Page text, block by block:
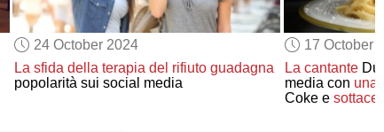
ABOUT US
ALEXA
ADJUST COLORS
24 October 2024
La sfida della terapia del rifiuto guadagna
popolarità sui social media
17 October
La cantante
media con una
Coke e